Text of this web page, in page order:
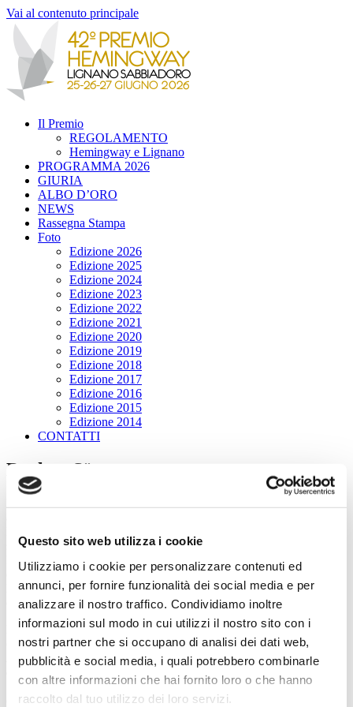
Questo sito web utilizza i cookie
Utilizziamo i cookie per personalizzare contenuti ed
annunci, per fornire funzionalità dei social media e per
analizzare il nostro traffico. Condividiamo inoltre
informazioni sul modo in cui utilizzi il nostro sito con i
nostri partner che si occupano di analisi dei dati web,
pubblicità e social media, i quali potrebbero combinarle
con altre informazioni che hai fornito loro o che hanno
raccolto dal tuo utilizzo dei loro servizi.
Vai al contenuto principale
Il Premio
REGOLAMENTO
Hemingway e Lignano
PROGRAMMA 2026
GIURIA
ALBO D’ORO
NEWS
Rassegna Stampa
Foto
Edizione 2026
Edizione 2025
Edizione 2024
Edizione 2023
Edizione 2022
Edizione 2021
Edizione 2020
Edizione 2019
Edizione 2018
Edizione 2017
Edizione 2016
Edizione 2015
Edizione 2014
CONTATTI
Burhan Sönmez
stato aggredito e ferito dalla polizia turca, è stato rifugiato politico in
Inghilterra per circa un decennio, iniziando a scrivere romanzi
durante l’esilio. Ora vive tra Istanbul e Cambridge, dove è Senior
Member dello Hughes Hall College e del Trinity College
dell’Università di Cambridge.
Riconosciuto come una delle rivelazioni del panorama narrativo
contemporaneo, ha pubblicato con nottetempo i romanziIstanbul
Istanbul(2016, 2023), Labirinto(2019),Nord(2021),Pietra e
ombra
(2022, selezionato nella cinquina dei finalisti del Premio
Strega Europeo 2023) eGli innocenti(2024),Gli amanti di Franz K
(2025), tradotti in oltre quaranta lingue. Ha scritto per